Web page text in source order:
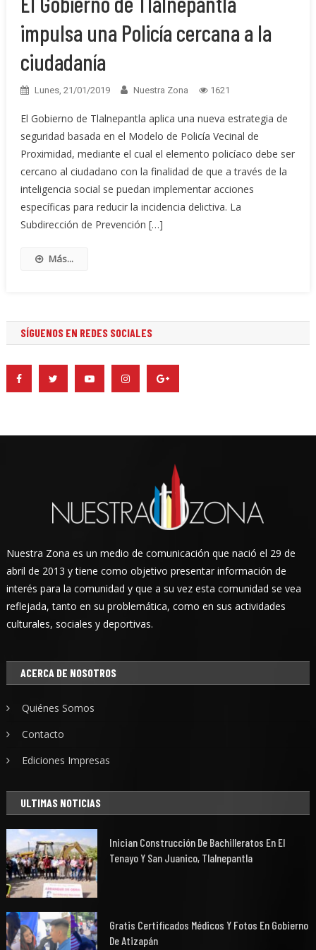
impulsa una Policía cercana a la
ciudadanía
Lunes, 21/01/2019 Nuestra Zona 1621
El Gobierno de Tlalnepantla aplica una nueva estrategia de
seguridad basada en el Modelo de Policía Vecinal de
Proximidad, mediante el cual el elemento policíaco debe ser
cercano al ciudadano con la finalidad de que a través de la
inteligencia social se puedan implementar acciones
específicas para reducir la incidencia delictiva. La
Subdirección de Prevención […]
Más...
SÍGUENOS EN REDES SOCIALES
Nuestra Zona es un medio de comunicación que nació el 29 de
abril de 2013 y tiene como objetivo presentar información de
interés para la comunidad y que a su vez esta comunidad se vea
reflejada, tanto en su problemática, como en sus actividades
culturales, sociales y deportivas.
ACERCA DE NOSOTROS
Quiénes Somos
Contacto
Ediciones Impresas
ULTIMAS NOTICIAS
Inician Construcción De Bachilleratos En El
Tenayo Y San Juanico, Tlalnepantla
Gratis Certificados Médicos Y Fotos En Gobierno
De Atizapán